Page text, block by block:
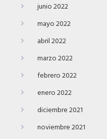
junio 2022
mayo 2022
abril 2022
marzo 2022
febrero 2022
enero 2022
diciembre 2021
noviembre 2021